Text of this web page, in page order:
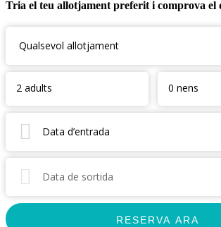
Tria el teu allotjament preferit i comprova el
Qualsevol allotjament
Data d’entrada
Data de sortida
2 adults 0 nens